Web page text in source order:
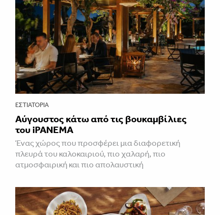
ΕΣΤΙΑΤΌΡΙΑ
Αύγουστος κάτω από τις βουκαμβίλιες
του iPANEMA
Ένας χώρος που προσφέρει μια διαφορετική
πλευρά του καλοκαιριού, πιο χαλαρή, πιο
ατμοσφαιρική και πιο απολαυστική